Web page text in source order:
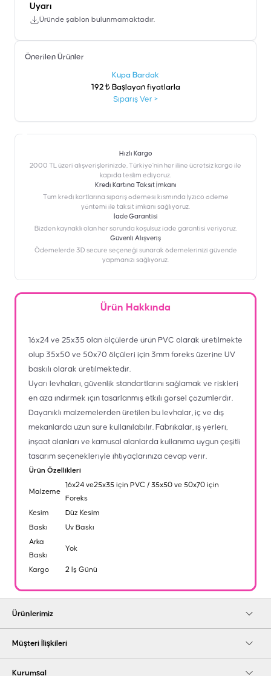
Uyarı
Üründe şablon bulunmamaktadır.
Önerilen Ürünler
Kupa Bardak
192 ₺ Başlayan fiyatlarla
Sipariş Ver >
Hızlı Kargo
2000 TL üzeri alışverişlerinizde, Türkiye’nin her iline ücretsiz kargo ile
kapıda teslim ediyoruz.
Kredi Kartına Taksit İmkanı
‎Tüm kredi kartlarına sipariş ödemesi kısmında İyzico ödeme
yöntemi ile taksit imkanı sağlıyoruz.
İade Garantisi
Bizden kaynaklı olan her sorunda koşulsuz iade garantisi veriyoruz.
Güvenli Alışveriş
Ödemelerde 3D secure seçeneği sunarak ödemelerinizi güvende
yapmanızı sağlıyoruz.
Ürün Hakkında
16x24 ve 25x35 olan ölçülerde ürün PVC olarak üretilmekte
olup 35x50 ve 50x70 ölçüleri için 3mm foreks üzerine UV
baskılı olarak üretilmektedir.
Uyarı levhaları, güvenlik standartlarını sağlamak ve riskleri
en aza indirmek için tasarlanmış etkili görsel çözümlerdir.
Dayanıklı malzemelerden üretilen bu levhalar, iç ve dış
mekanlarda uzun süre kullanılabilir. Fabrikalar, iş yerleri,
inşaat alanları ve kamusal alanlarda kullanıma uygun çeşitli
tasarım seçenekleriyle ihtiyaçlarınıza cevap verir.
Ürün Özellikleri
Malzeme
16x24 ve25x35 için PVC / 35x50 ve 50x70 için
Foreks
Kesim
Düz Kesim
Baskı
Uv Baskı
Arka
Baskı
Yok
Kargo 2 İş Günü
Ürünlerimiz
Müşteri İlişkileri
Kurumsal